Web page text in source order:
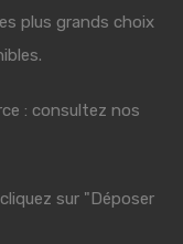
plus grands choix
: consultez nos
sur "Déposer